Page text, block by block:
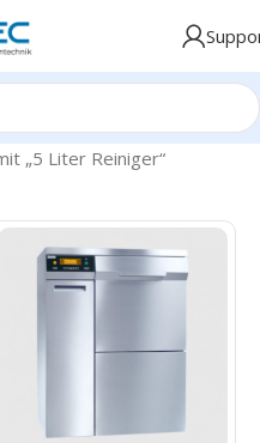
„5 Liter Reiniger“